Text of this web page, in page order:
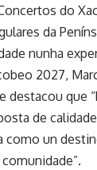
do
da
nunha
2027,
destacou que
de
como un